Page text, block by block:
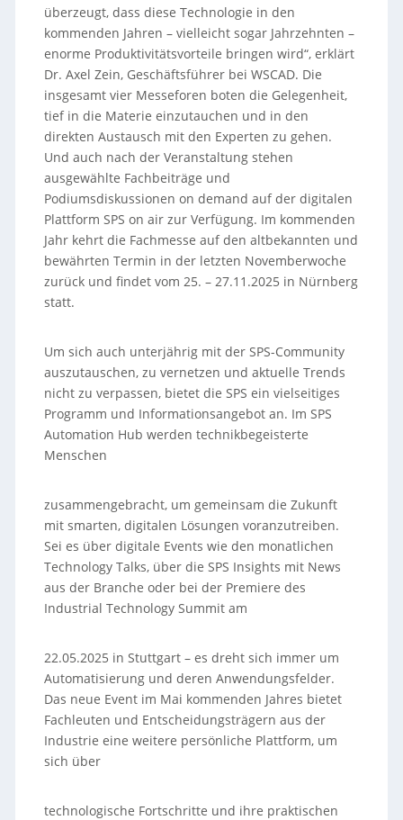
überzeugt, dass diese Technologie in den
kommenden Jahren – vielleicht sogar Jahrzehnten –
enorme Produktivitätsvorteile bringen wird“, erklärt
Dr. Axel Zein, Geschäftsführer bei WSCAD. Die
insgesamt vier Messeforen boten die Gelegenheit,
tief in die Materie einzutauchen und in den
direkten Austausch mit den Experten zu gehen.
Und auch nach der Veranstaltung stehen
ausgewählte Fachbeiträge und
Podiumsdiskussionen on demand auf der digitalen
Plattform SPS on air zur Verfügung. Im kommenden
Jahr kehrt die Fachmesse auf den altbekannten und
bewährten Termin in der letzten Novemberwoche
zurück und findet vom 25. – 27.11.2025 in Nürnberg
statt.
Um sich auch unterjährig mit der SPS-Community
auszutauschen, zu vernetzen und aktuelle Trends
nicht zu verpassen, bietet die SPS ein vielseitiges
Programm und Informationsangebot an. Im SPS
Automation Hub werden technikbegeisterte
Menschen
zusammengebracht, um gemeinsam die Zukunft
mit smarten, digitalen Lösungen voranzutreiben.
Sei es über digitale Events wie den monatlichen
Technology Talks, über die SPS Insights mit News
aus der Branche oder bei der Premiere des
Industrial Technology Summit am
22.05.2025 in Stuttgart – es dreht sich immer um
Automatisierung und deren Anwendungsfelder.
Das neue Event im Mai kommenden Jahres bietet
Fachleuten und Entscheidungsträgern aus der
Industrie eine weitere persönliche Plattform, um
sich über
technologische Fortschritte und ihre praktischen